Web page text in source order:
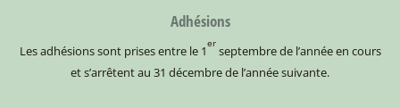
Adhésions
Les adhésions sont prises entre le 1
er
septembre de l’année en cours
et s’arrêtent au 31 décembre de l’année suivante.